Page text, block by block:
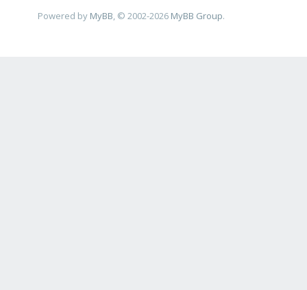
Powered by MyBB , © 2002-2026 MyBB Group.